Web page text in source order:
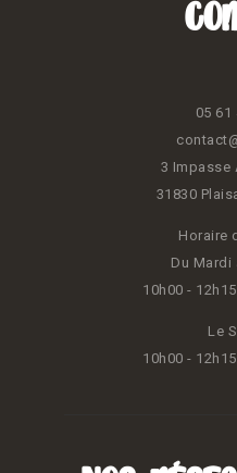
05 61
3 Impasse
31830
Horaire
Du Mardi
10h00 -
Le
10h00 -